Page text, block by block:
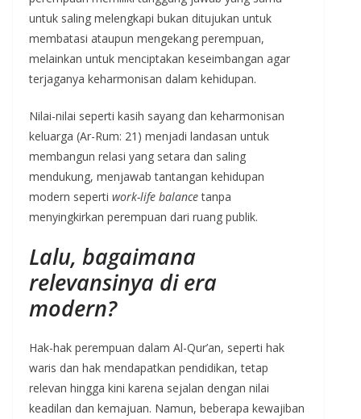
untuk saling melengkapi bukan ditujukan untuk
membatasi ataupun mengekang perempuan,
melainkan untuk menciptakan keseimbangan agar
terjaganya keharmonisan dalam kehidupan.
Nilai-nilai seperti kasih sayang dan keharmonisan
keluarga (Ar-Rum: 21) menjadi landasan untuk
membangun relasi yang setara dan saling
mendukung, menjawab tantangan kehidupan
modern seperti work-life balancetanpa
menyingkirkan perempuan dari ruang publik.
Lalu, bagaimana
relevansinya di era
modern?
Hak-hak perempuan dalam Al-Qur’an, seperti hak
waris dan hak mendapatkan pendidikan, tetap
relevan hingga kini karena sejalan dengan nilai
keadilan dan kemajuan. Namun, beberapa kewajiban